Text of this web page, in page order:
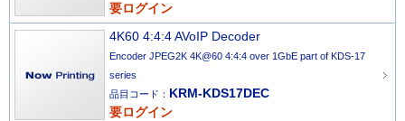
要ログイン
4K60 4:4:4 AVoIP Decoder
Encoder JPEG2K 4K@60 4:4:4 over 1GbE part of KDS-17
series
品目コード： KRM-KDS17DEC
要ログイン